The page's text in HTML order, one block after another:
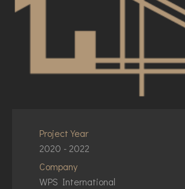
Project Year
2020 - 2022
Company
WPS International